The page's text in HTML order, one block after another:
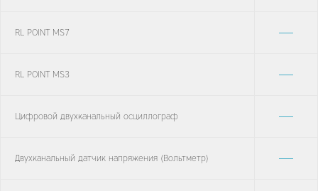
RL POINT MS7 —
RL POINT MS3 —
Цифровой двухканальный осциллограф —
Двухканальный датчик напряжения (Вольтметр) —